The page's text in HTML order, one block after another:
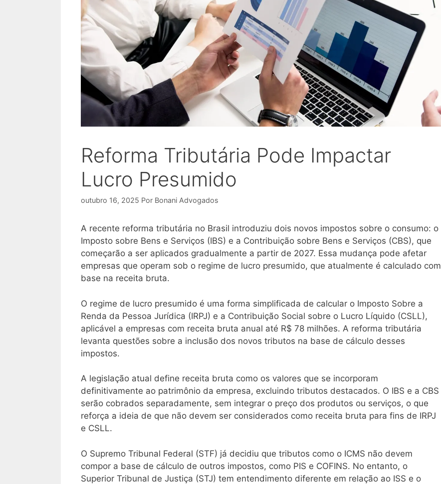
Reforma Tributária Pode Impactar
Lucro Presumido
outubro 16, 2025 Por Bonani Advogados
A recente reforma tributária no Brasil introduziu dois novos impostos sobre o consumo: o
Imposto sobre Bens e Serviços (IBS) e a Contribuição sobre Bens e Serviços (CBS), que
começarão a ser aplicados gradualmente a partir de 2027. Essa mudança pode afetar
empresas que operam sob o regime de lucro presumido, que atualmente é calculado com
base na receita bruta.
O regime de lucro presumido é uma forma simplificada de calcular o Imposto Sobre a
Renda da Pessoa Jurídica (IRPJ) e a Contribuição Social sobre o Lucro Líquido (CSLL),
aplicável a empresas com receita bruta anual até R$ 78 milhões. A reforma tributária
levanta questões sobre a inclusão dos novos tributos na base de cálculo desses
impostos.
A legislação atual define receita bruta como os valores que se incorporam
definitivamente ao patrimônio da empresa, excluindo tributos destacados. O IBS e a CBS
serão cobrados separadamente, sem integrar o preço dos produtos ou serviços, o que
reforça a ideia de que não devem ser considerados como receita bruta para fins de IRPJ
e CSLL.
O Supremo Tribunal Federal (STF) já decidiu que tributos como o ICMS não devem
compor a base de cálculo de outros impostos, como PIS e COFINS. No entanto, o
Superior Tribunal de Justiça (STJ) tem entendimento diferente em relação ao ISS e o